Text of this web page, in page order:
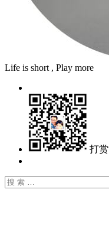
Life is short , Play more
打
搜